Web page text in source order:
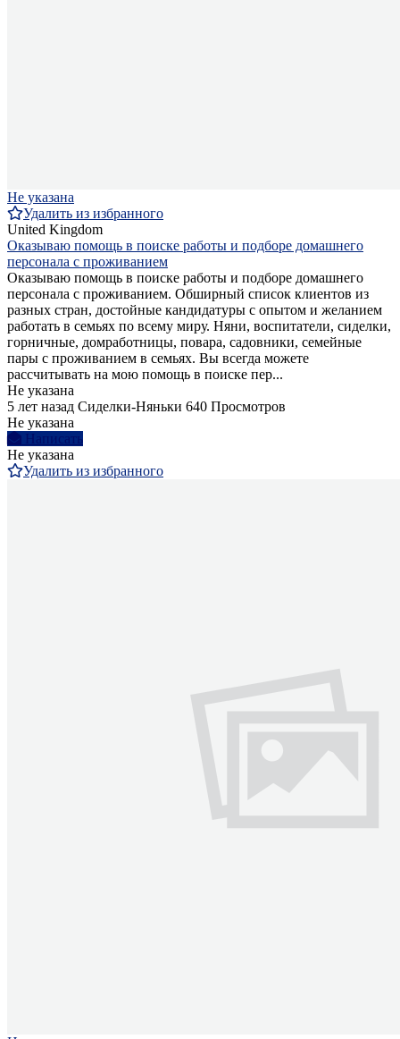
Не указана
Удалить из избранного
United Kingdom
Оказываю помощь в поиске работы и подборе домашнего
персонала с проживанием
Оказываю помощь в поиске работы и подборе домашнего
персонала с проживанием. Обширный список клиентов из
разных стран, достойные кандидатуры с опытом и желанием
работать в семьях по всему миру. Няни, воспитатели, сиделки,
горничные, домработницы, повара, садовники, семейные
пары с проживанием в семьях. Вы всегда можете
рассчитывать на мою помощь в поиске пер...
Не указана
5 лет назад Сиделки-Няньки 640 Просмотров
Не указана
Написать
Не указана
Удалить из избранного